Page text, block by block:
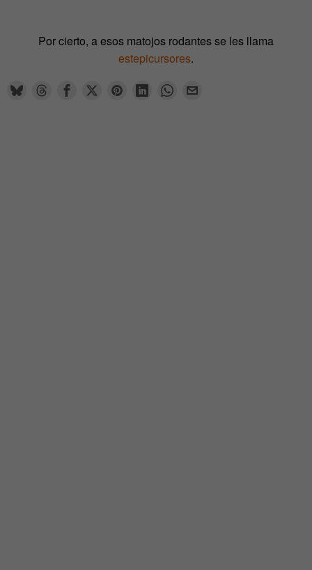
Por cierto, a esos matojos rodantes se les llama
estepicursores.